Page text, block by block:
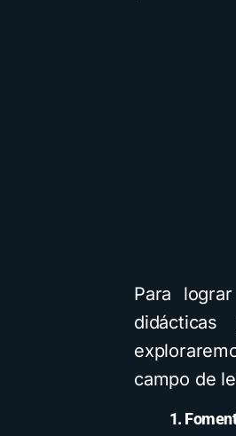
Para
campo de
1.